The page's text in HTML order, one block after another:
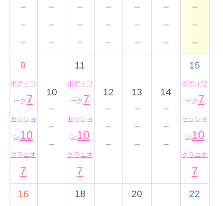
－
－
－
－
－
－
－
－
－
－
－
－
－
－
－
－
－
－
－
－
－
9
ボディワ
ーク 7
セッショ
ン10
クラニオ
7
10
－
－
－
11
ボディワ
ーク 7
セッショ
ン10
クラニオ
7
12
－
－
－
13
－
－
－
14
－
－
－
15
ボディワ
ーク 7
セッショ
ン10
クラニオ
7
16 18 20 22